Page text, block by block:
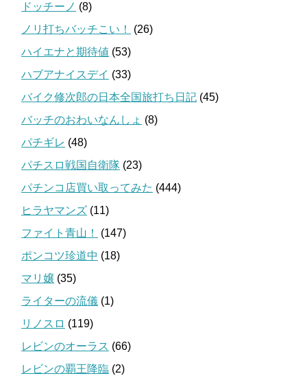
ドッチーノ (8)
ノリ打ちバッチこい！
(26)
ハイエナと期待値 (53)
ハブアナイスデイ (33)
バイク修次郎の日本全国旅打ち日記 (45)
バッチのおわいなんしょ (8)
パチギレ (48)
パチスロ戦国自衛隊 (23)
パチンコ店買い取ってみた (444)
ヒラヤマンズ (11)
ファイト青山！
(147)
ポンコツ珍道中 (18)
マリ嬢 (35)
ライターの流儀 (1)
リノスロ (119)
レビンのオーラス (66)
レビンの覇王降臨 (2)